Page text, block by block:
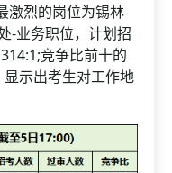
烈的岗位为锡林
-业务职位，计划招
竞争比前十的
示出考生对工作地